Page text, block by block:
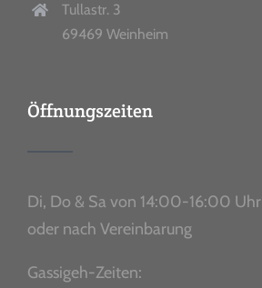
Tullastr. 3
69469 Weinheim
Öffnungszeiten
Di, Do & Sa von 14:00-16:00 Uhr
oder nach Vereinbarung
Gassigeh-Zeiten: